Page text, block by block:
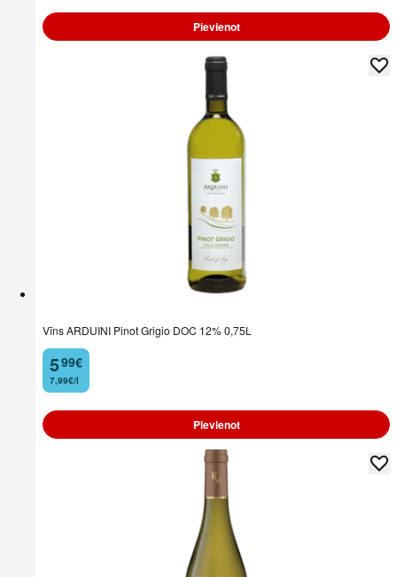
Pievienot
Vīns ARDUINI Pinot Grigio DOC 12% 0,75L
5
. 99€
7,99€/l
Pievienot